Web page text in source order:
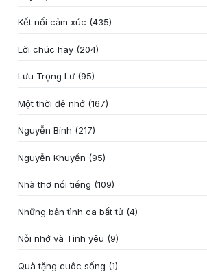
Kết nối cảm xúc (435)
Lời chúc hay (204)
Lưu Trọng Lư (95)
Một thời để nhớ (167)
Nguyễn Bính (217)
Nguyễn Khuyến (95)
Nhà thơ nổi tiếng (109)
Những bản tình ca bất tử (4)
Nỗi nhớ và Tình yêu (9)
Quà tặng cuôc sống (1)